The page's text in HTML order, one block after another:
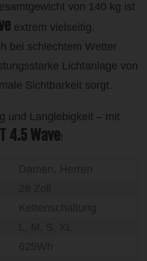
von 140 kg ist
extrem vielseitig.
bei schlechtem Wetter
Lichtanlage von
Sichtbarkeit sorgt.
und Langlebigkeit – mit
4.5 Wave!
Damen, Herren
Kettenschaltung
625Wh